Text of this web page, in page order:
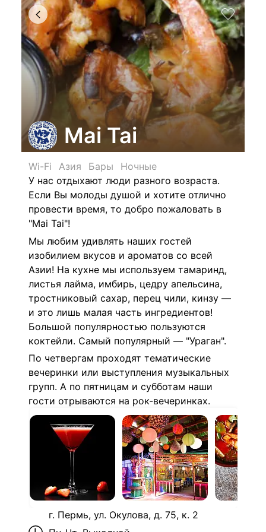
Mai Tai
Wi-Fi Азия Бары
Ночные
У нас отдыхают люди разного возраста.
Если Вы молоды душой и хотите отлично
провести время, то добро пожаловать в
"Mai Tai"!
Мы любим удивлять наших гостей
изобилием вкусов и ароматов со всей
Азии! На кухне мы используем тамаринд,
листья лайма, имбирь, цедру апельсина,
тростниковый сахар, перец чили, кинзу —
и это лишь малая часть ингредиентов!
Большой популярностью пользуются
коктейли. Самый популярный — "Ураган".
По четвергам проходят тематические
вечеринки или выступления музыкальных
групп. А по пятницам и субботам наши
гости отрываются на рок-вечеринках.
г. Пермь, ул. Окулова, д. 75, к. 2